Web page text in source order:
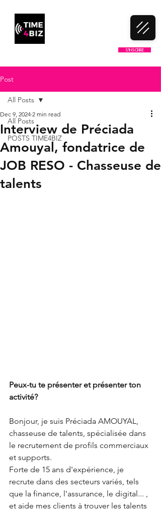
S'inscrire
Post
All Posts
POSTS TIME4BIZ
All Posts
Interview de Préciada
Amouyal, fondatrice de
JOB RESO - Chasseuse de
talents
Dec 9, 2024 2 min read
Peux-tu te présenter et présenter ton
activité?
Bonjour, je suis Préciada AMOUYAL,
chasseuse de talents, spécialisée dans
le recrutement de profils commerciaux
et supports.
Forte de 15 ans d'expérience, je
recrute dans des secteurs variés, tels
que la finance, l'assurance, le digital... ,
et aide mes clients à trouver les talents